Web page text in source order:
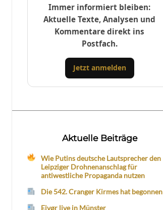
Immer informiert bleiben:
Aktuelle Texte, Analysen und
Kommentare direkt ins
Postfach.
Jetzt anmelden
Aktuelle Beiträge
Wie Putins deutsche Lautsprecher den
Leipziger Drohnenanschlag für
antiwestliche Propaganda nutzen
Die 542. Cranger Kirmes hat begonnen
Eivør live in Münster